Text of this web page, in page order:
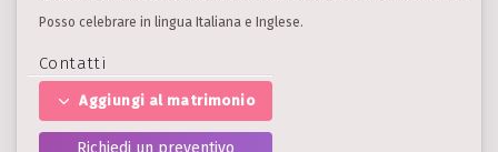
Posso celebrare in lingua Italiana e Inglese.
Contatti
Aggiungi al matrimonio
Richiedi un preventivo